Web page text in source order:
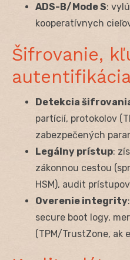
ADS-B/Mode S:
kooperatívnych
Šifrovanie,
Detekcia
partícií, protokolov
zabezpečených
Legálny prístup:
zákonnou cestou
HSM), audit
Overenie integrity
secure boot logy,
(TPM/TrustZone, ak